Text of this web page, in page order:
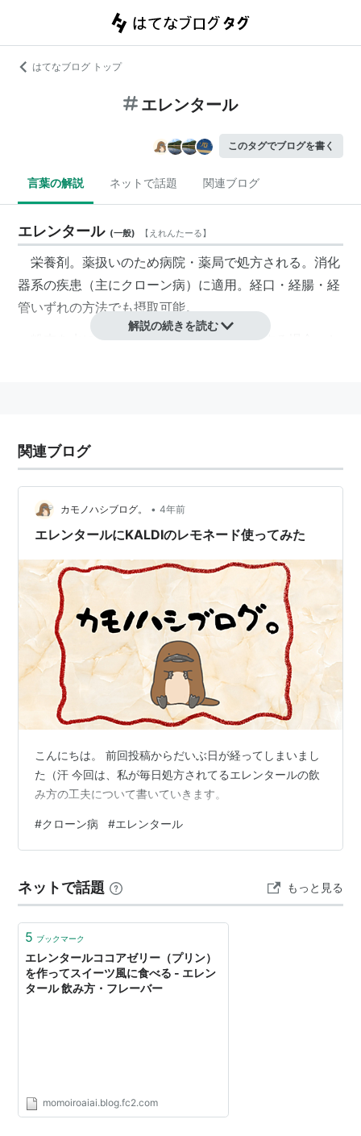
はてなブログ トップ
エレンタール
このタグでブログを書く
言葉の解説 ネットで話題 関連ブログ
エレンタール (一般) 【 えれんたーる】
栄養剤。薬扱いのため病院・薬局で処方される。消化
器系の疾患（主にクローン病）に適用。経口・経腸・経
管いずれの方法でも摂取可能。
粉末を水に溶かして使用。経口から摂取する場合、と
腸まで管を挿入して管を介して摂取する。適用疾患に対
して有効な作用を有するものの、上記のように摂取に伴
燃を繰り返す患者も多い。
解説の続きを読む
関連ブログ
カモノハシブログ。 • 4年前
エレンタールにKALDIのレモネード使ってみた
こんにちは。 前回投稿からだいぶ日が経ってしまいまし
た（汗 今回は、私が毎日処方されてるエレンタールの飲
み方の工夫について書いていきます。
#クローン病 #エレンタール
ネットで話題 もっと見る
5 ブックマーク
エレンタールココアゼリー（プリン）
を作ってスイーツ風に食べる - エレン
タール 飲み方・フレーバー
momoiroaiai.blog.fc2.com